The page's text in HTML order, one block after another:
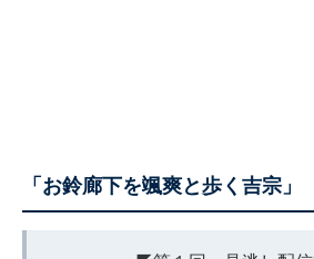
「お鈴廊下を颯爽と歩く吉宗」